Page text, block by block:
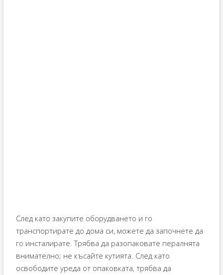
След като закупите оборудването и го
транспортирате до дома си, можете да започнете да
го инсталирате. Трябва да разопаковате пералнята
внимателно; не късайте кутията. След като
освободите уреда от опаковката, трябва да